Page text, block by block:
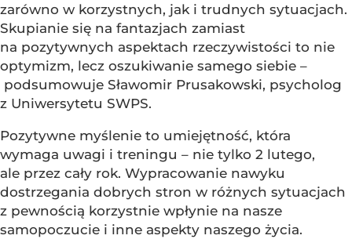
zarówno w korzystnych, jak i trudnych sytuacjach.
Skupianie się na fantazjach zamiast
na pozytywnych aspektach rzeczywistości to nie
optymizm, lecz oszukiwanie samego siebie –
podsumowuje Sławomir Prusakowski, psycholog
z Uniwersytetu SWPS.
Pozytywne myślenie to umiejętność, która
wymaga uwagi i treningu – nie tylko 2 lutego,
ale przez cały rok. Wypracowanie nawyku
dostrzegania dobrych stron w różnych sytuacjach
z pewnością korzystnie wpłynie na nasze
samopoczucie i inne aspekty naszego życia.